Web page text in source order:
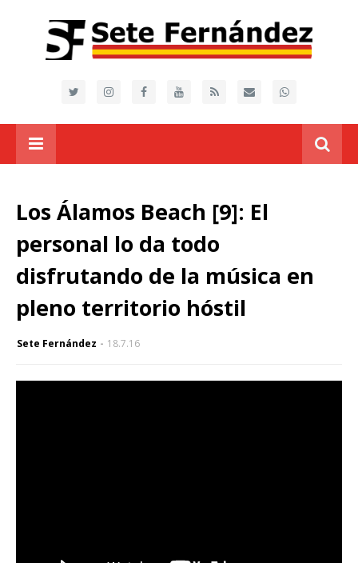
Los Álamos Beach [9]: El
personal lo da todo
disfrutando de la música en
pleno territorio hóstil
Sete Fernández 18.7.16